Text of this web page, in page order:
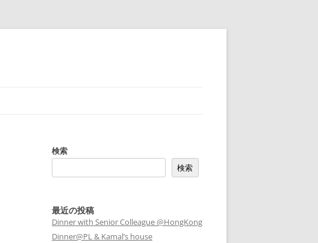
検索
検索
最近の投稿
Dinner with Senior Colleague @HongKong
Dinner@PL & Kamal’s house